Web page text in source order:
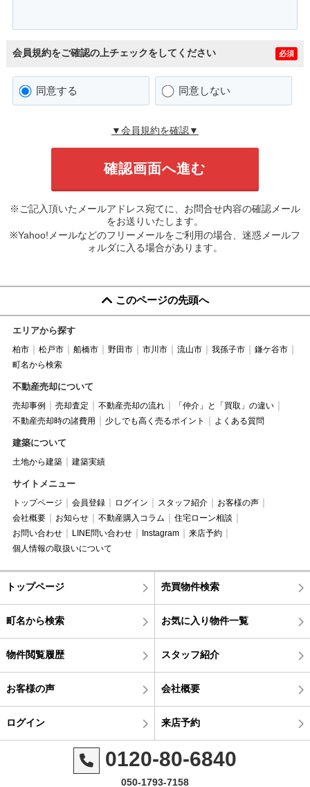
会員規約をご確認の上チェックをしてください 必須
同意する 同意しない
▼会員規約を確認▼
※ご記入頂いたメールアドレス宛てに、お問合せ内容の確認メール
をお送りいたします。
※Yahoo!メールなどのフリーメールをご利用の場合、迷惑メールフ
ォルダに入る場合があります。
このページの先頭へ
エリアから探す
柏市 松戸市 船橋市 野田市 市川市 流山市 我孫子市
鎌ケ谷市
町名から検索
不動産売却について
売却事例 売却査定 不動産売却の流れ
「仲介」と「買取」の違い
不動産売却時の諸費用
少しでも高く売るポイント よくある質問
建築について
土地から建築 建築実績
サイトメニュー
トップページ 会員登録 ログイン スタッフ紹介
お客様の声
会社概要
お知らせ 不動産購入コラム
住宅ローン相談
お問い合わせ
LINE問い合わせ Instagram
来店予約
個人情報の取扱いについて
トップページ 売買物件検索
町名から検索 お気に入り物件一覧
物件閲覧履歴 スタッフ紹介
お客様の声 会社概要
ログイン 来店予約
0120-80-6840
050-1793-7158